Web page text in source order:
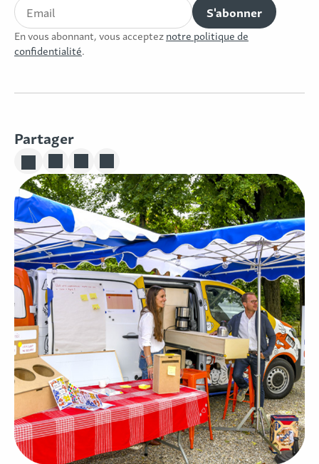
En vous abonnant, vous acceptez notre politique de
confidentialité.
Partager
Partager sur Linkedin
Partager sur Twitter
Partager sur Facebook